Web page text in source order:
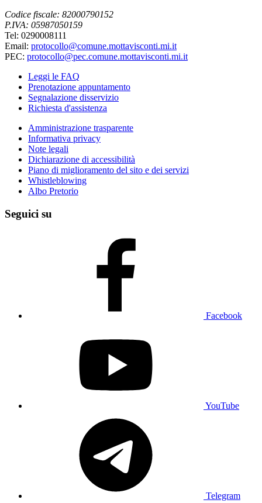
Codice fiscale: 82000790152
P.IVA: 05987050159
Tel: 0290008111
Email: protocollo@comune.mottavisconti.mi.it
PEC: protocollo@pec.comune.mottavisconti.mi.it
Leggi le FAQ
Prenotazione appuntamento
Segnalazione disservizio
Richiesta d'assistenza
Amministrazione trasparente
Informativa privacy
Note legali
Dichiarazione di accessibilità
Piano di miglioramento del sito e dei servizi
Whistleblowing
Albo Pretorio
Seguici su
Facebook
YouTube
Telegram